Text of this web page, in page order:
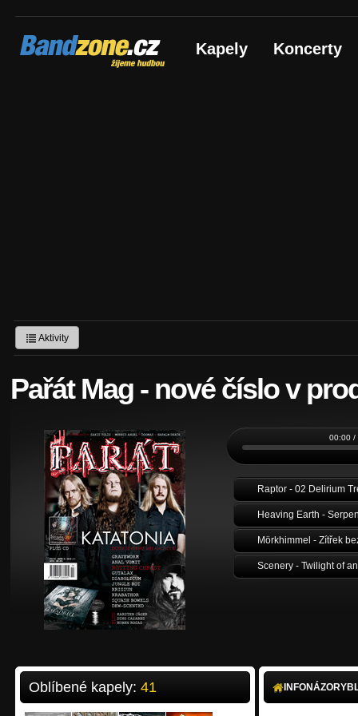
Bandzone.cz
žijeme hudbou Kapely Koncerty
Aktivity
Pařát Mag - nové číslo v
00:00 /
Raptor - 02 Delirium
Mörkhimmel - Zítřek
Scenery - Twilight of
Oblíbené kapely: 41 INFONÁZORY